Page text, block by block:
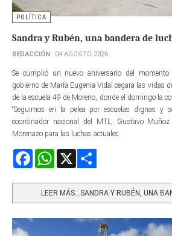
POLÍTICA
Sandra y Rubén, una bandera de
REDACCIÓN 04 AGOSTO 2026
Se cumplió un nuevo aniversario del
gobierno de María Eugenia Vidal cegara las vidas
de la escuela 49 de Moreno, donde el domingo la
“Seguimos en la pelea por escuelas dignas y
coordinador nacional del MTL, Gustavo
Morenazo para las luchas actuales.
FacebookWhatsApp
LEER MÁS…SANDRA Y RUBÉN, UNA